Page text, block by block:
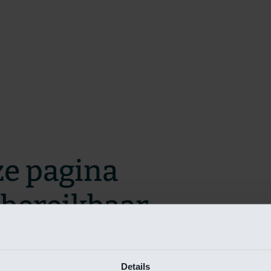
Details
pagina
zo snel mogelijk te verhelpen.